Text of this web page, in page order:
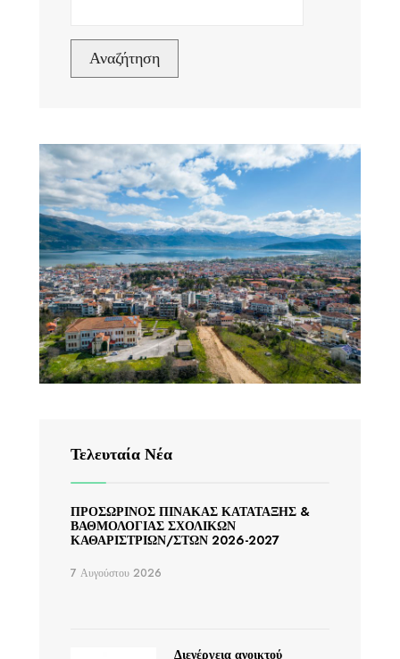
Αναζήτηση
Τελευταία Νέα
ΠΡΟΣΩΡΙΝΟΣ ΠΙΝΑΚΑΣ ΚΑΤΑΤΑΞΗΣ &
ΒΑΘΜΟΛΟΓΙΑΣ ΣΧΟΛΙΚΩΝ
ΚΑΘΑΡΙΣΤΡΙΩΝ/ΣΤΩΝ 2026-2027
7 Αυγούστου 2026
Διενέργεια ανοικτού